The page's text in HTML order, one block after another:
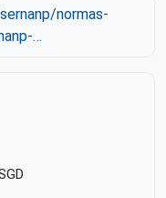
normas-
…